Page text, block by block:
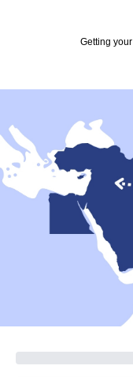
Getting your